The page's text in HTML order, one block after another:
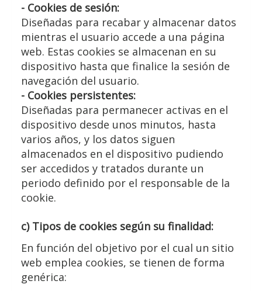
- Cookies de sesión:
Diseñadas para recabar y almacenar datos
mientras el usuario accede a una página
web. Estas cookies se almacenan en su
dispositivo hasta que finalice la sesión de
navegación del usuario.
- Cookies persistentes:
Diseñadas para permanecer activas en el
dispositivo desde unos minutos, hasta
varios años, y los datos siguen
almacenados en el dispositivo pudiendo
ser accedidos y tratados durante un
periodo definido por el responsable de la
cookie.
c) Tipos de cookies según su finalidad:
En función del objetivo por el cual un sitio
web emplea cookies, se tienen de forma
genérica: